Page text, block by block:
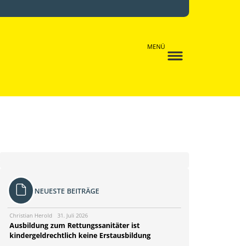
MENÜ
NEUESTE BEITRÄGE
Christian Herold 31. Juli 2026
Ausbildung zum Rettungssanitäter ist
kindergeldrechtlich keine Erstausbildung